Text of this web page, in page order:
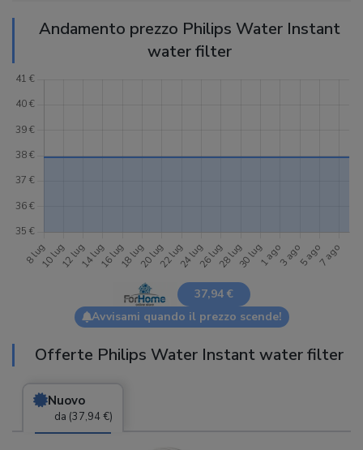
Andamento prezzo Philips Water Instant
water filter
37,94 €
Avvisami quando il prezzo scende!
Offerte Philips Water Instant water filter
Nuovo
da (37,94 €)